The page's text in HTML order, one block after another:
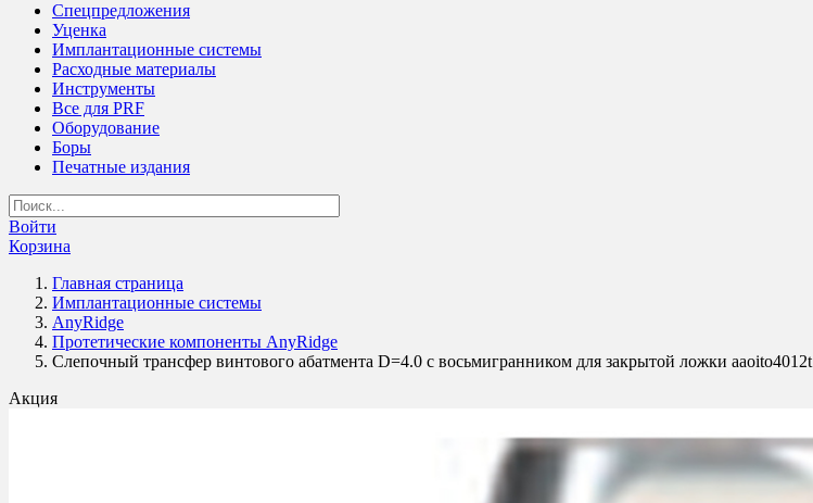
Спецпредложения
Уценка
Имплантационные системы
Расходные материалы
Инструменты
Все для PRF
Оборудование
Боры
Печатные издания
Войти
Корзина
Главная страница
Имплантационные системы
AnyRidge
Протетические компоненты AnyRidge
Слепочный трансфер винтового абатмента D=4.0 с восьмигранником для закрытой ложки aaoito4012t
Акция